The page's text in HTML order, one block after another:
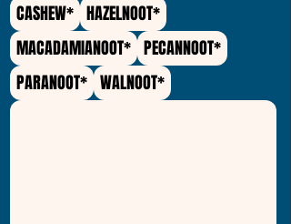
CASHEW* HAZELNOOT*
MACADAMIANOOT* PECANNOOT*
PARANOOT* WALNOOT*